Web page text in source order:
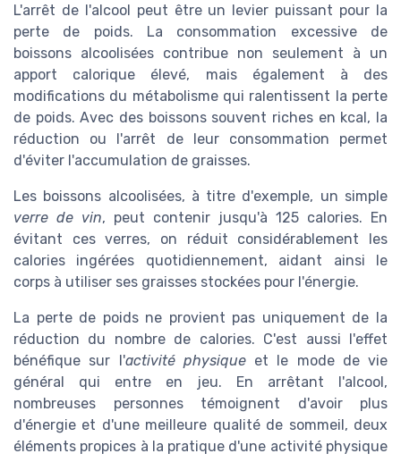
L'arrêt de l'alcool peut être un levier puissant pour la
perte de poids. La consommation excessive de
boissons alcoolisées contribue non seulement à un
apport calorique élevé, mais également à des
modifications du métabolisme qui ralentissent la perte
de poids. Avec des boissons souvent riches en kcal, la
réduction ou l'arrêt de leur consommation permet
d'éviter l'accumulation de graisses.
Les boissons alcoolisées, à titre d'exemple, un simple
verre de vin, peut contenir jusqu'à 125 calories. En
évitant ces verres, on réduit considérablement les
calories ingérées quotidiennement, aidant ainsi le
corps à utiliser ses graisses stockées pour l'énergie.
La perte de poids ne provient pas uniquement de la
réduction du nombre de calories. C'est aussi l'effet
bénéfique sur l'activité physiqueet le mode de vie
général qui entre en jeu. En arrêtant l'alcool,
nombreuses personnes témoignent d'avoir plus
d'énergie et d'une meilleure qualité de sommeil, deux
éléments propices à la pratique d'une activité physique